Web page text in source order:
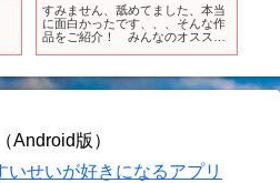
すみません、舐めてました、本当
に面白かったです、、、そんな作
品をご紹介！ みんなのオススメ
#nee #アウトバーン
Android版）
せいが好きになるアプリ